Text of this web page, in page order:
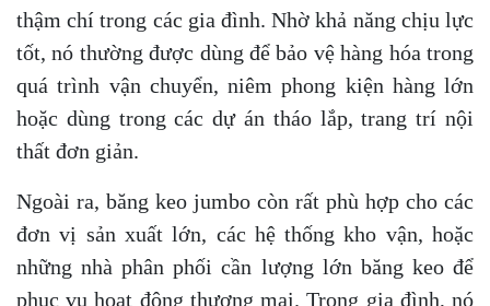
thậm chí trong các gia đình. Nhờ khả năng chịu lực
tốt, nó thường được dùng để bảo vệ hàng hóa trong
quá trình vận chuyển, niêm phong kiện hàng lớn
hoặc dùng trong các dự án tháo lắp, trang trí nội
thất đơn giản.
Ngoài ra, băng keo jumbo còn rất phù hợp cho các
đơn vị sản xuất lớn, các hệ thống kho vận, hoặc
những nhà phân phối cần lượng lớn băng keo để
phục vụ hoạt động thương mại. Trong gia đình, nó